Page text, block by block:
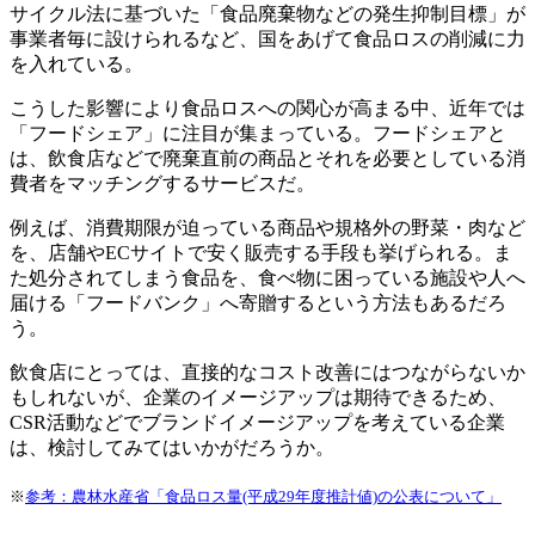
サイクル法に基づいた「食品廃棄物などの発生抑制目標」が
事業者毎に設けられるなど、国をあげて食品ロスの削減に力
を入れている。
こうした影響により食品ロスへの関心が高まる中、近年では
「フードシェア」に注目が集まっている。フードシェアと
は、飲食店などで廃棄直前の商品とそれを必要としている消
費者をマッチングするサービスだ。
例えば、消費期限が迫っている商品や規格外の野菜・肉など
を、店舗やECサイトで安く販売する手段も挙げられる。ま
た処分されてしまう食品を、食べ物に困っている施設や人へ
届ける「フードバンク」へ寄贈するという方法もあるだろ
う。
飲食店にとっては、直接的なコスト改善にはつながらないか
もしれないが、企業のイメージアップは期待できるため、
CSR活動などでブランドイメージアップを考えている企業
は、検討してみてはいかがだろうか。
※参考：農林水産省「食品ロス量(平成29年度推計値)の公表について」